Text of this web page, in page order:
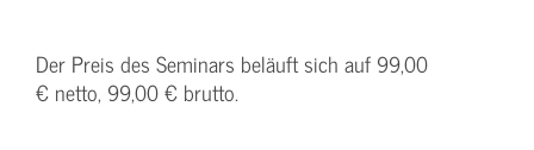
Der Preis des Seminars beläuft sich auf 99,00
€ netto, 99,00 € brutto.